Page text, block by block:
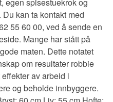
kan ta kontakt med
55 60 00, ved å sende en
Mange har stått på
maten. Dette notatet
om resultater robbie
av arbeid i
og beholde innbyggere.